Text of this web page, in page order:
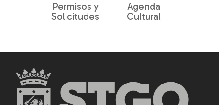
Permisos y
Solicitudes
Agenda
Cultural